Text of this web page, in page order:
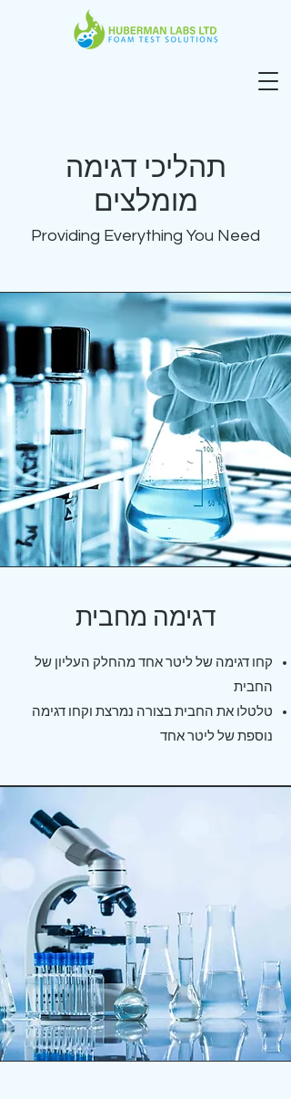
תהליכי דגימה
מומלצים
Providing Everything You Need
דגימה מחבית
קחו דגימה של ליטר אחד מהחלק העליון של
החבית
טלטלו את החבית בצורה נמרצת וקחו דגימה
נוספת של ליטר אחד